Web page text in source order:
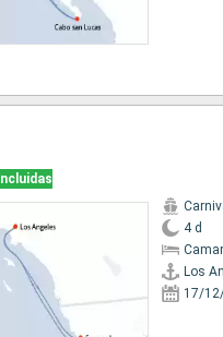
4 d
Los
17/